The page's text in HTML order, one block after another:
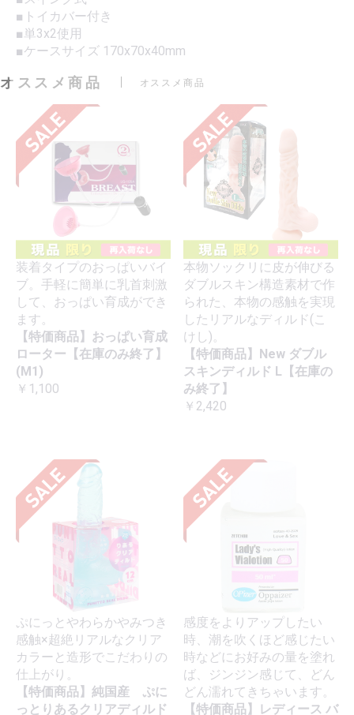
■トイカバー付き
■単3x2使用
■ケースサイズ 170x70x40mm
オススメ商品 オススメ商品
装着タイプのおっぱいバイ
ブ。手軽に簡単に乳首刺激
して、おっぱい育成ができ
ます。
【特価商品】おっぱい育成
ローター【在庫のみ終了】
(M1)
￥1,100
本物ソックリに皮が伸びる
ダブルスキン構造素材で作
られた、本物の感触を実現
したリアルなディルド(こ
けし)。
【特価商品】New ダブル
スキンディルド L【在庫の
み終了】
￥2,420
ぷにっとやわらかやみつき
感触×超絶リアルなクリア
カラーと造形でこだわりの
仕上がり。
【特価商品】純国産 ぷに
っとりあるクリアディルド
感度をよりアップしたい
時、潮を吹くほど感じたい
時などにお好みの量を塗れ
ば、ジンジン感じて、どん
どん濡れてきちゃいます。
【特価商品】レディース バ